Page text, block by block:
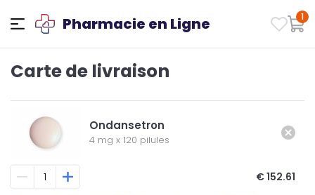
Pharmacie en Ligne 1
Carte de livraison
Ondansetron
4 mg x 120 pilules
€ 152.61